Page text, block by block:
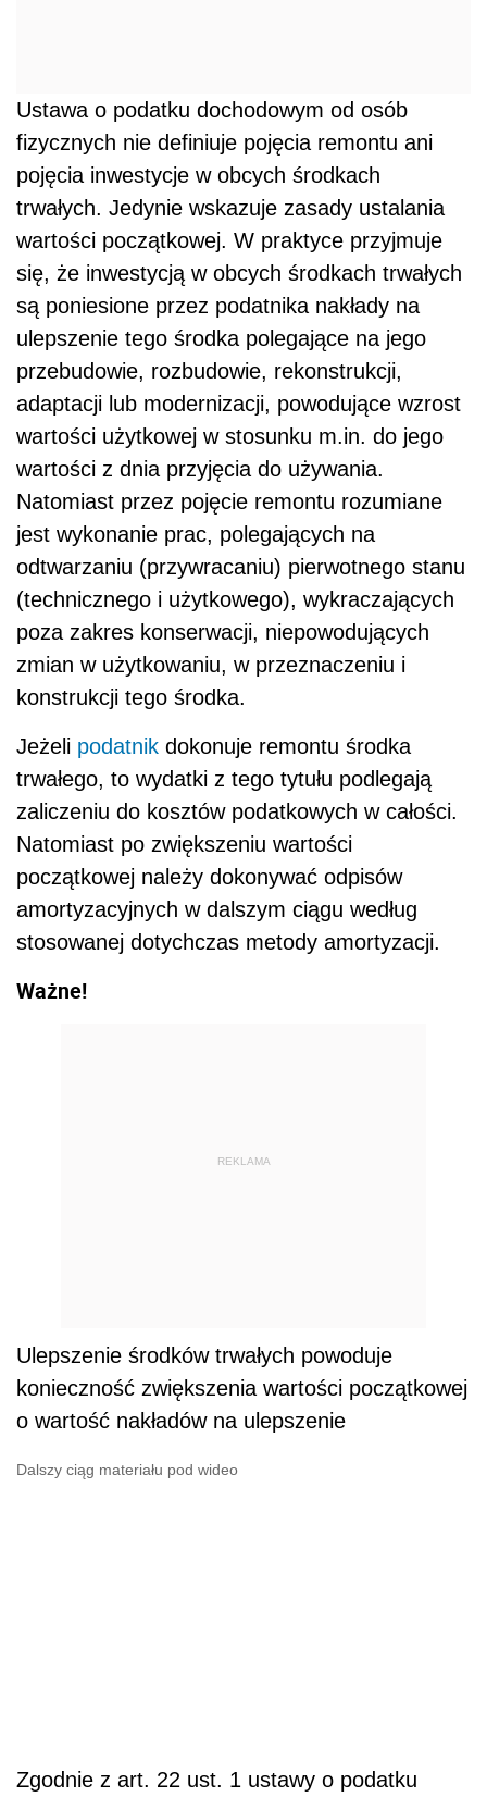
Ustawa o podatku dochodowym od osób
fizycznych nie definiuje pojęcia remontu ani
pojęcia inwestycje w obcych środkach
trwałych. Jedynie wskazuje zasady ustalania
wartości początkowej. W praktyce przyjmuje
się, że inwestycją w obcych środkach trwałych
są poniesione przez podatnika nakłady na
ulepszenie tego środka polegające na jego
przebudowie, rozbudowie, rekonstrukcji,
adaptacji lub modernizacji, powodujące wzrost
wartości użytkowej w stosunku m.in. do jego
wartości z dnia przyjęcia do używania.
Natomiast przez pojęcie remontu rozumiane
jest wykonanie prac, polegających na
odtwarzaniu (przywracaniu) pierwotnego stanu
(technicznego i użytkowego), wykraczających
poza zakres konserwacji, niepowodujących
zmian w użytkowaniu, w przeznaczeniu i
konstrukcji tego środka.
Jeżeli podatnik dokonuje remontu środka
trwałego, to wydatki z tego tytułu podlegają
zaliczeniu do kosztów podatkowych w całości.
Natomiast po zwiększeniu wartości
początkowej należy dokonywać odpisów
amortyzacyjnych w dalszym ciągu według
stosowanej dotychczas metody amortyzacji.
Ważne!
REKLAMA
Ulepszenie środków trwałych powoduje
konieczność zwiększenia wartości początkowej
o wartość nakładów na ulepszenie
Dalszy ciąg materiału pod wideo
Zgodnie z art. 22 ust. 1 ustawy o podatku